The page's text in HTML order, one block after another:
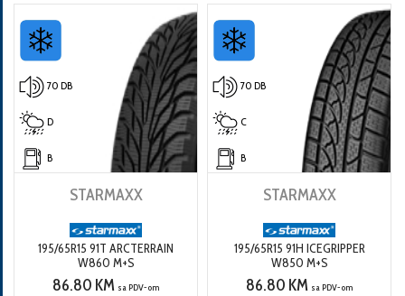
70 DB
D
B
STARMAXX
195/65R15 91T ARCTERRAIN
W860 M+S
86.80 KM sa PDV-om
70 DB
C
B
STARMAXX
195/65R15 91H ICEGRIPPER
W850 M+S
86.80 KM sa PDV-om